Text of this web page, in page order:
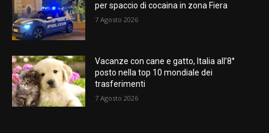
per spaccio di cocaina in zona Fiera
7 Agosto 2026
Vacanze con cane e gatto, Italia all’8°
posto nella top 10 mondiale dei
trasferimenti
7 Agosto 2026